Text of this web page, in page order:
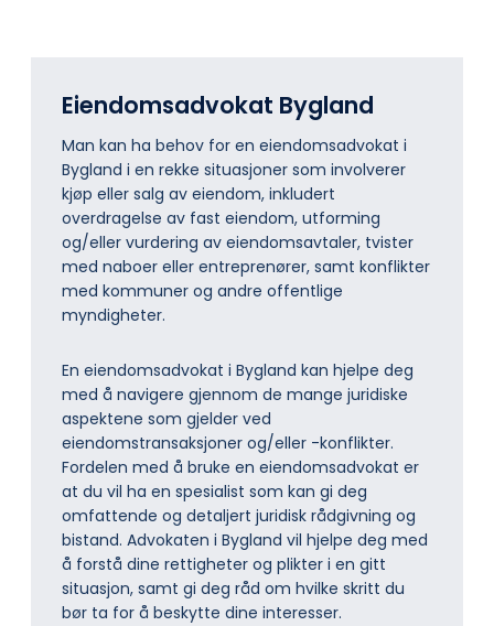
Eiendomsadvokat Bygland
Man kan ha behov for en eiendomsadvokat i
Bygland i en rekke situasjoner som involverer
kjøp eller salg av eiendom, inkludert
overdragelse av fast eiendom, utforming
og/eller vurdering av eiendomsavtaler, tvister
med naboer eller entreprenører, samt konflikter
med kommuner og andre offentlige
myndigheter.
En eiendomsadvokat i Bygland kan hjelpe deg
med å navigere gjennom de mange juridiske
aspektene som gjelder ved
eiendomstransaksjoner og/eller -konflikter.
Fordelen med å bruke en eiendomsadvokat er
at du vil ha en spesialist som kan gi deg
omfattende og detaljert juridisk rådgivning og
bistand. Advokaten i Bygland vil hjelpe deg med
å forstå dine rettigheter og plikter i en gitt
situasjon, samt gi deg råd om hvilke skritt du
bør ta for å beskytte dine interesser.